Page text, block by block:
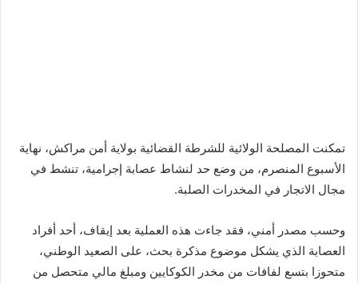
تمكنت المصلحة الولائية للشرطة القضائية بولاية أمن مراكش، نهاية
الأسبوع المنصرم، من وضع حد لنشاط عصابة إجرامية، تنشط في
مجال الاتجار في المخدرات الصلبة.
وحسب مصدر أمني، فقد جاءت هذه العملية بعد إيقاف، أحد أفراد
العصابة الذي يشكل موضوع مذكرة بحث، على الصعيد الوطني،
متحوزا بتسع لفافات من مخدر الكوكايين ومبلغ مالي متحصل من